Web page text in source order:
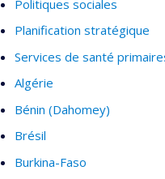
Politiques sociales
Planification stratégique
Services de santé
Algérie
Bénin (Dahomey)
Brésil
Burkina-Faso